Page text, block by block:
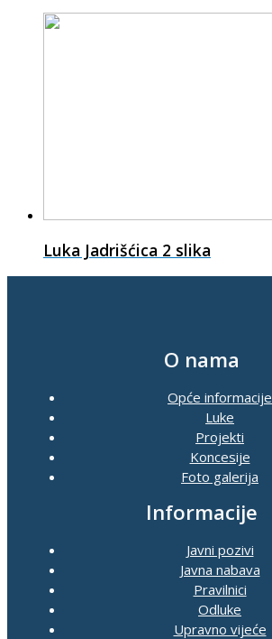
Luka Jadrišćica 2 slika
O nama
Opće informacije
Luke
Projekti
Koncesije
Foto galerija
Informacije
Javni pozivi
Javna nabava
Pravilnici
Odluke
Upravno vijeće